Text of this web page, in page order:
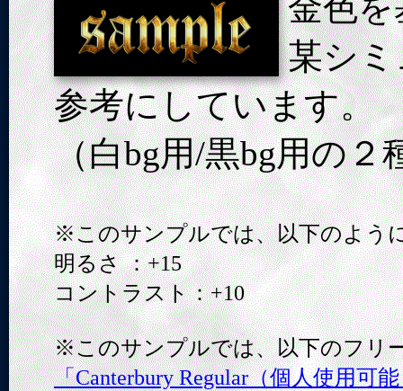
某シ
参考にしています。
（白bg用/黒bg用の２
※このサンプルでは、以下のよう
明るさ ：+15
コントラスト：+10
※このサンプルでは、以下のフリ
「Canterbury Regular（個人使用可